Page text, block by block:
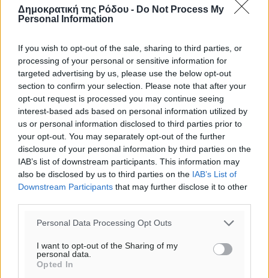
Δημοκρατική της Ρόδου - Do Not Process My
Personal Information
If you wish to opt-out of the sale, sharing to third parties, or
processing of your personal or sensitive information for
targeted advertising by us, please use the below opt-out
section to confirm your selection. Please note that after your
opt-out request is processed you may continue seeing
interest-based ads based on personal information utilized by
us or personal information disclosed to third parties prior to
your opt-out. You may separately opt-out of the further
disclosure of your personal information by third parties on the
IAB’s list of downstream participants. This information may
also be disclosed by us to third parties on the IAB’s List of
Downstream Participants that may further disclose it to other
Personal Data Processing Opt Outs
I want to opt-out of the Sharing of my
personal data.
Opted In